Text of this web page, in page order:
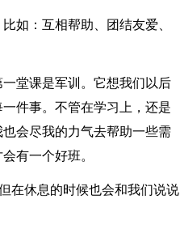
如：互相帮助、团结友爱、
堂课是军训。它想我们以后
件事。不管在学习上，还是
会尽我的力气去帮助一些需
有一个好班。
在休息的时候也会和我们说说